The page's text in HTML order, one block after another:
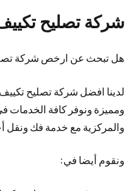
شركة تصليح
هل تبحث عن ارخص شركة
لدينا افضل شركة تصليح
ومميزة ونوفر كافة الخدمات
والمركزية مع خدمة فك ونقل
ونقوم أيضا في: